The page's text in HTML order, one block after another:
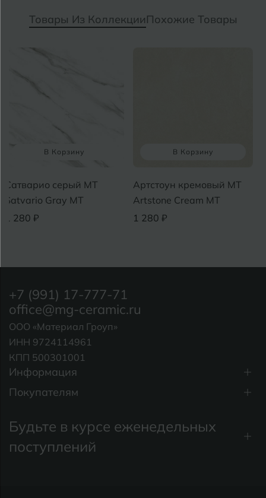
Товары Из КоллекцииПохожие Товары
В Корзину
Сатварио серый MT
Satvario Gray МТ
1 280 ₽
В Корзину
Артстоун кремовый MT
Artstone Cream MT
1 280 ₽
Информация
Покупателям
+7 (991) 17-777-71
office@mg-ceramic.ru
ООО «Материал Гроуп»
ИНН 9724114961
КПП 500301001
Будьте в курсе еженедельных
поступлений